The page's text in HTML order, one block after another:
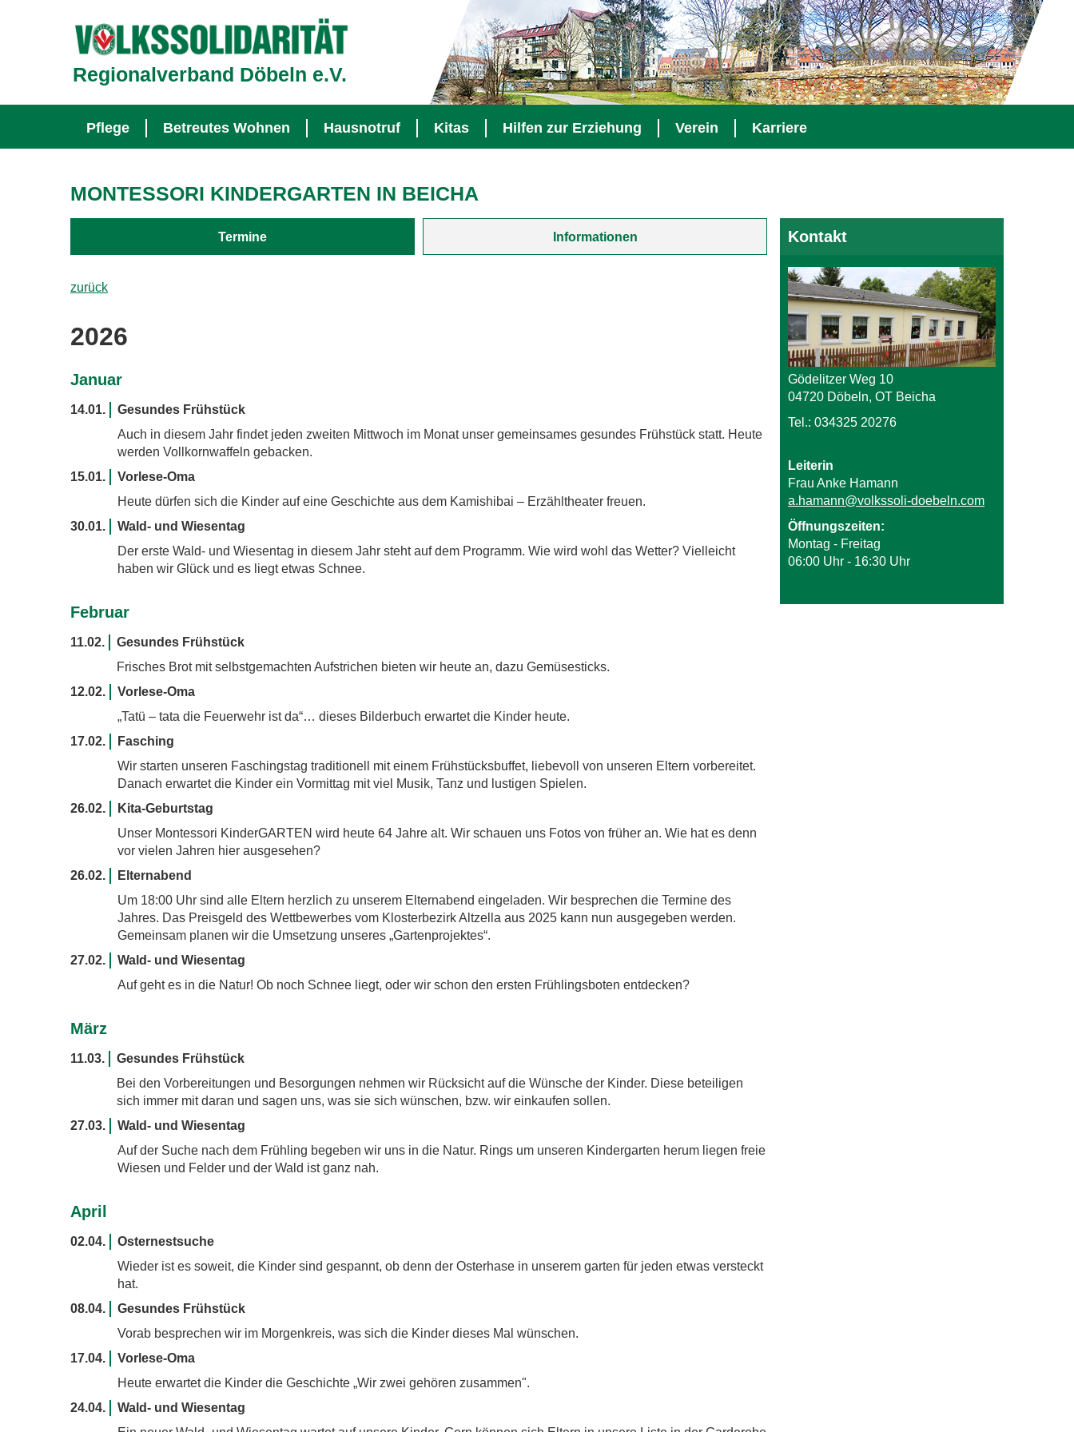
Regionalverband Döbeln e.V.
Pflege Betreutes Wohnen Hausnotruf Kitas Hilfen zur Erziehung Verein Karriere
MONTESSORI KINDERGARTEN IN BEICHA
Navigation überspringenTermine Informationen
zurück
2026
Januar
14.01.
Gesundes Frühstück
Auch in diesem Jahr findet jeden zweiten Mittwoch im Monat unser gemeinsames gesundes Frühstück statt. Heute
werden Vollkornwaffeln gebacken.
15.01.
Vorlese-Oma
Heute dürfen sich die Kinder auf eine Geschichte aus dem Kamishibai – Erzähltheater freuen.
30.01.
Wald- und Wiesentag
Der erste Wald- und Wiesentag in diesem Jahr steht auf dem Programm. Wie wird wohl das Wetter? Vielleicht
haben wir Glück und es liegt etwas Schnee.
Februar
11.02.
Gesundes Frühstück
Frisches Brot mit selbstgemachten Aufstrichen bieten wir heute an, dazu Gemüsesticks.
12.02.
Vorlese-Oma
„Tatü – tata die Feuerwehr ist da“… dieses Bilderbuch erwartet die Kinder heute.
17.02.
Fasching
Wir starten unseren Faschingstag traditionell mit einem Frühstücksbuffet, liebevoll von unseren Eltern vorbereitet.
Danach erwartet die Kinder ein Vormittag mit viel Musik, Tanz und lustigen Spielen.
26.02.
Kita-Geburtstag
Unser Montessori KinderGARTEN wird heute 64 Jahre alt. Wir schauen uns Fotos von früher an. Wie hat es denn
vor vielen Jahren hier ausgesehen?
26.02.
Elternabend
Um 18:00 Uhr sind alle Eltern herzlich zu unserem Elternabend eingeladen. Wir besprechen die Termine des
Jahres. Das Preisgeld des Wettbewerbes vom Klosterbezirk Altzella aus 2025 kann nun ausgegeben werden.
Gemeinsam planen wir die Umsetzung unseres „Gartenprojektes“.
27.02.
Wald- und Wiesentag
Auf geht es in die Natur! Ob noch Schnee liegt, oder wir schon den ersten Frühlingsboten entdecken?
März
11.03.
Gesundes Frühstück
Bei den Vorbereitungen und Besorgungen nehmen wir Rücksicht auf die Wünsche der Kinder. Diese beteiligen
sich immer mit daran und sagen uns, was sie sich wünschen, bzw. wir einkaufen sollen.
27.03.
Wald- und Wiesentag
Auf der Suche nach dem Frühling begeben wir uns in die Natur. Rings um unseren Kindergarten herum liegen freie
Wiesen und Felder und der Wald ist ganz nah.
April
02.04.
Osternestsuche
Wieder ist es soweit, die Kinder sind gespannt, ob denn der Osterhase in unserem garten für jeden etwas versteckt
hat.
08.04.
Gesundes Frühstück
Vorab besprechen wir im Morgenkreis, was sich die Kinder dieses Mal wünschen.
17.04.
Vorlese-Oma
Heute erwartet die Kinder die Geschichte „Wir zwei gehören zusammen".
24.04.
Wald- und Wiesentag
Kontakt
Gödelitzer Weg 10
04720 Döbeln, OT Beicha
Tel.: 034325 20276
Leiterin
Frau Anke Hamann
a.hamann@volkssoli-doebeln.com
Öffnungszeiten:
Montag - Freitag
06:00 Uhr - 16:30 Uhr